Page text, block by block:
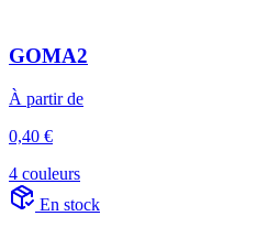
GOMA2
À partir de
0,40 €
4 couleurs
En stock